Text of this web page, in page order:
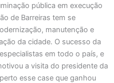
pública em execução
de Barreiras tem se
manutenção e
da cidade. O sucesso da
em todo o país, e
a visita do presidente da
esse case que ganhou